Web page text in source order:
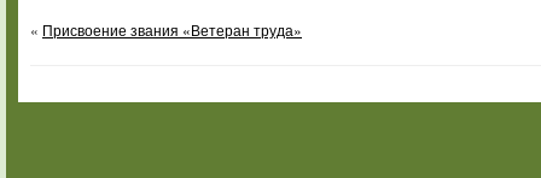
« Присвоение звания «Ветеран труда»